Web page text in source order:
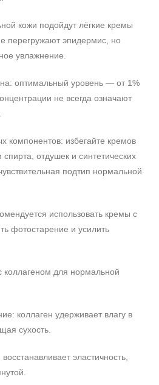
кожи подойдут лёгкие кремы
перегружают эпидермис, но
увлажнение.
оптимальный уровень — от 1%
не всегда означают
компонентов: избегайте кремов
отдушек и синтетических
подтип нормальной
использовать кремы с
фотостарение и усилить
для нормальной
коллаген удерживает влагу в
сухость.
эластичность,